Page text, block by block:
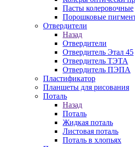
Пасты колеровочные
Порошковые
Отвердители
Назад
Отвердители
Отвердитель Этал 45
Отвердитель ТЭТА
Отвердитель ПЭПА
Пластификатор
Планшеты для рисования
Поталь
Назад
Поталь
Жидкая поталь
Листовая поталь
Поталь в хлопьях